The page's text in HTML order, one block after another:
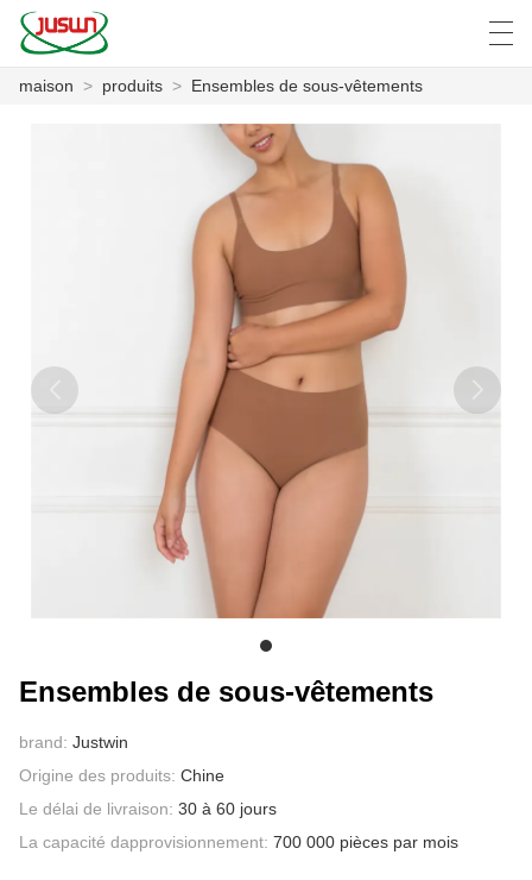
CAS
CONTACTEZ NOUS
À PROPOS DE NOUS
中文 Deutsch English Español
maison > produits > Ensembles de sous-vêtements
Ensembles de sous-vêtements
brand: Justwin
Origine des produits: Chine
Le délai de livraison: 30 à 60 jours
La capacité dapprovisionnement: 700 000 pièces par mois